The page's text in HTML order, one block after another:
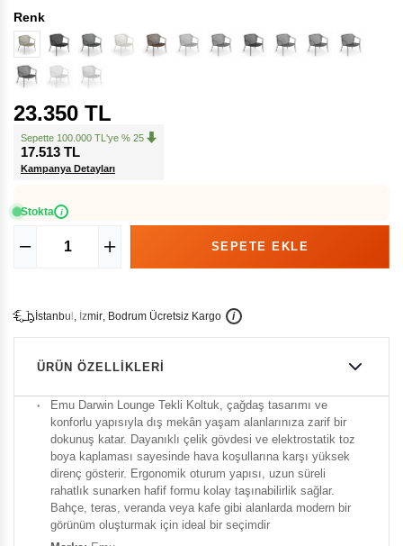
Renk
23.350 TL
Sepette 100.000 TL'ye % 25
17.513 TL
Kampanya Detayları
Stokta i
İstanbu , İzmir, Bodrum Ücretsiz Kargo i
ÜRÜN ÖZELLIKLERI
Emu Darwin Lounge Tekli Koltuk, çağdaş tasarımı ve
konforlu yapısıyla dış mekân yaşam alanlarınıza zarif bir
dokunuş katar. Dayanıklı çelik gövdesi ve elektrostatik toz
boya kaplaması sayesinde hava koşullarına karşı yüksek
direnç gösterir. Ergonomik oturum yapısı, uzun süreli
rahatlık sunarken hafif formu kolay taşınabilirlik sağlar.
Bahçe, teras, veranda veya kafe gibi alanlarda modern bir
görünüm oluşturmak için ideal bir seçimdir